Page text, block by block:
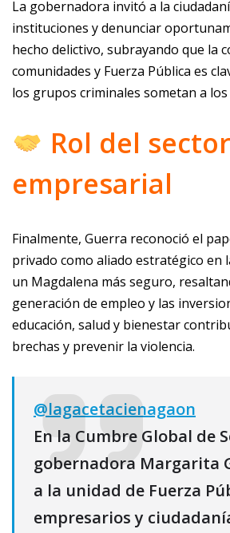
La gobernadora invitó a la
instituciones y denunciar
hecho delictivo, subrayando que la
comunidades y Fuerza Pública es
los grupos criminales sometan a
Rol del sector
empresarial
Finalmente, Guerra reconoció el
privado como aliado estratégico en
un Magdalena más seguro,
generación de empleo y las
educación, salud y bienestar
brechas y prevenir la violencia.
@lagacetacienagaon
En la Cumbre Global de
gobernadora Margarita
a la unidad de Fuerza
empresarios y